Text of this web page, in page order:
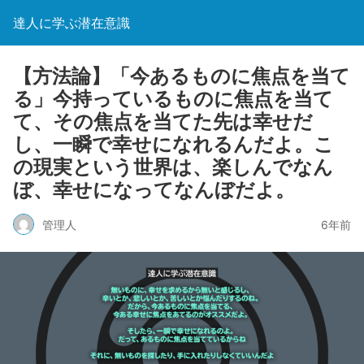
達人に学ぶ潜在意識
【方法論】「今あるものに焦点を当て
る」今持っているものに焦点を当て
て、その焦点を当てた先は幸せだ
し、一瞬で幸せになれるんだよ。こ
の現実という世界は、楽しんでなん
ぼ、幸せになってなんぼだよ。
管理人 6年前